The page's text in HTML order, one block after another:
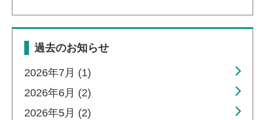
過去のお知らせ
2026年7月 (1)
2026年6月 (2)
2026年5月 (2)